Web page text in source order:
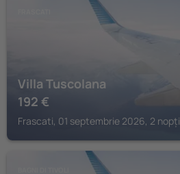
Villa Tuscolana
192 €
Frascati, 01 septembrie 2026, 2 nopți